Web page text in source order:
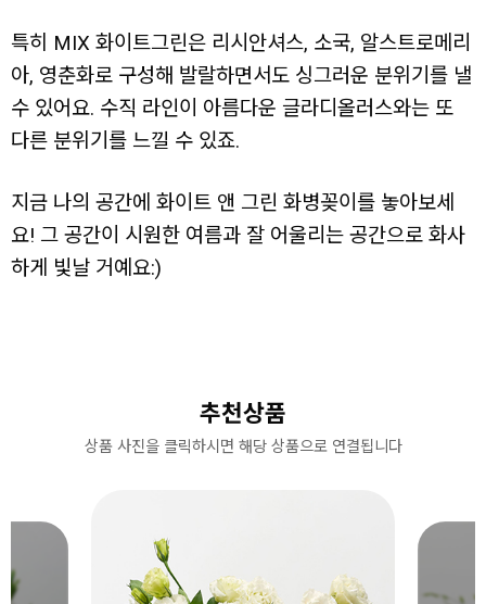
특히 MIX 화이트그린은 리시안셔스, 소국, 알스트로메리
아, 영춘화로 구성해 발랄하면서도 싱그러운 분위기를 낼
수 있어요. 수직 라인이 아름다운 글라디올러스와는 또
다른 분위기를 느낄 수 있죠.
지금 나의 공간에 화이트 앤 그린 화병꽂이를 놓아보세
요! 그 공간이 시원한 여름과 잘 어울리는 공간으로 화사
하게 빛날 거예요:)
추천상품
상품 사진을 클릭하시면 해당 상품으로 연결됩니다